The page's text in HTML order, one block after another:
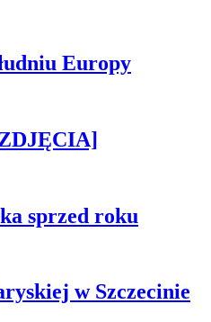
Europy
sprzed roku
w Szczecinie